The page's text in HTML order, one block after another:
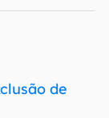
de